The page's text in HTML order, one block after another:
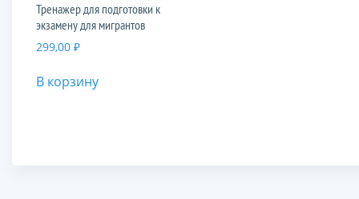
Тренажер для подготовки к
экзамену для мигрантов
299,00 ₽
В корзину